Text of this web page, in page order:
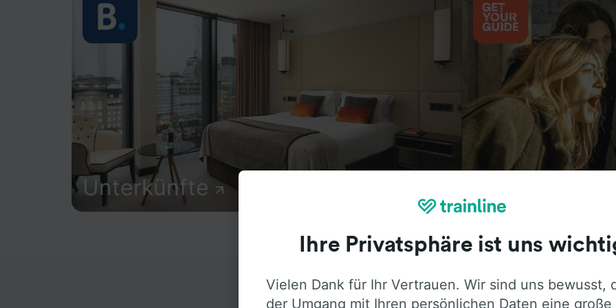
Unterkünfte
Die ehrliche Meinung von Trainline-
Ihre Privatsphäre ist uns
Vielen Dank für Ihr Vertrauen. Wir sind uns bewusst,
der Umgang mit Ihren persönlichen Daten eine große